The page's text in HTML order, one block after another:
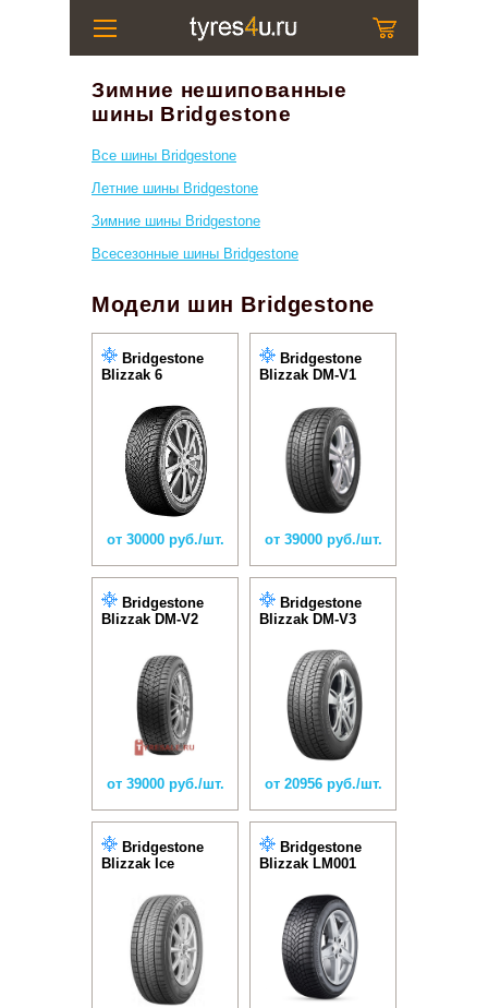
Зимние нешипованные
шины Bridgestone
Все шины Bridgestone
Летние шины Bridgestone
Зимние шины Bridgestone
Всесезонные шины Bridgestone
Модели шин Bridgestone
Bridgestone
Blizzak 6
от 30000 руб./шт.
Bridgestone
Blizzak DM-V1
от 39000 руб./шт.
Bridgestone
Blizzak DM-V2
от 39000 руб./шт.
Bridgestone
Blizzak DM-V3
от 20956 руб./шт.
Bridgestone
Blizzak Ice
Bridgestone
Blizzak LM001